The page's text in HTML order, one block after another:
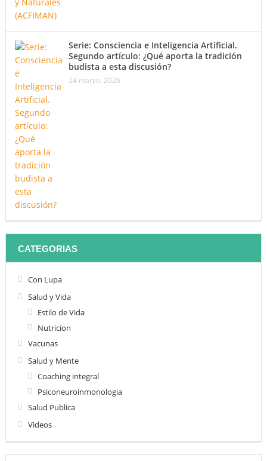
Serie: Consciencia e Inteligencia Artificial.
Segundo artículo: ¿Qué aporta la tradición
budista a esta discusión?
24 marzo, 2026
CATEGORIAS
Con Lupa
Salud y Vida
Estilo de Vida
Nutricion
Vacunas
Salud y Mente
Coaching integral
Psiconeuroinmonologia
Salud Publica
Videos